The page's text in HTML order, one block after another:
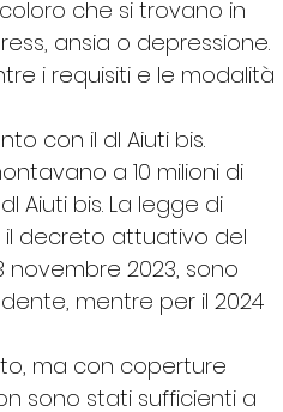
che si trovano in
ansia o depressione.
i requisiti e le modalità
con il dl Aiuti bis.
a 10 milioni di
Aiuti bis. La legge di
il decreto attuativo del
novembre 2023, sono
mentre per il 2024
ma con coperture
sono stati sufficienti a